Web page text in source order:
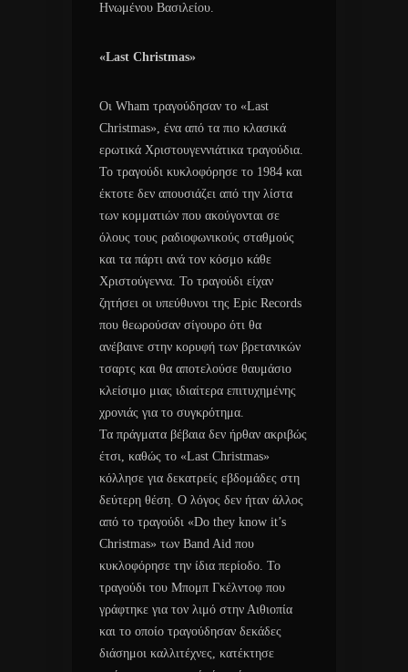
Ηνωμένου Βασιλείου.
«Last Christmas»
Οι Wham τραγούδησαν το «Last
Christmas», ένα από τα πιο κλασικά
ερωτικά Χριστουγεννιάτικα τραγούδια.
Το τραγούδι κυκλοφόρησε το 1984 και
έκτοτε δεν απουσιάζει από την λίστα
των κομματιών που ακούγονται σε
όλους τους ραδιοφωνικούς σταθμούς
και τα πάρτι ανά τον κόσμο κάθε
Χριστούγεννα. Το τραγούδι είχαν
ζητήσει οι υπεύθυνοι της Epic Records
που θεωρούσαν σίγουρο ότι θα
ανέβαινε στην κορυφή των βρετανικών
τσαρτς και θα αποτελούσε θαυμάσιο
κλείσιμο μιας ιδιαίτερα επιτυχημένης
χρονιάς για το συγκρότημα.
Τα πράγματα βέβαια δεν ήρθαν ακριβώς
έτσι, καθώς το «Last Christmas»
κόλλησε για δεκατρείς εβδομάδες στη
δεύτερη θέση. Ο λόγος δεν ήταν άλλος
από το τραγούδι «Do they know it’s
Christmas» των Band Aid που
κυκλοφόρησε την ίδια περίοδο. Το
τραγούδι του Μπομπ Γκέλντοφ που
γράφτηκε για τον λιμό στην Αιθιοπία
και το οποίο τραγούδησαν δεκάδες
διάσημοι καλλιτέχνες, κατέκτησε